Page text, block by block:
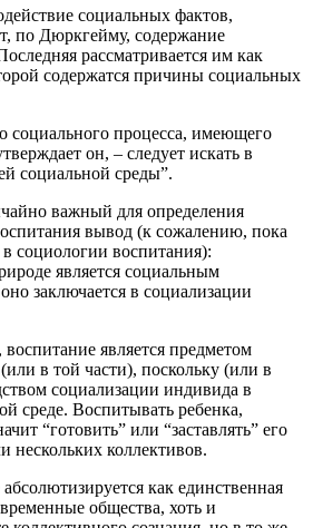
социальных фактов,
по Дюркгейму, содержание
рассматривается им как
содержатся причины социальных
социального процесса, имеющего
он, – следует искать в
социальной среды”.
важный для определения
вывод (к сожалению, пока
социологии воспитания):
является социальным
заключается в социализации
является предметом
в той части), поскольку (или в
социализации индивида в
среде. Воспитывать ребенка,
“готовить” или “заставлять” его
нескольких коллективов.
как единственная
общества, хоть и